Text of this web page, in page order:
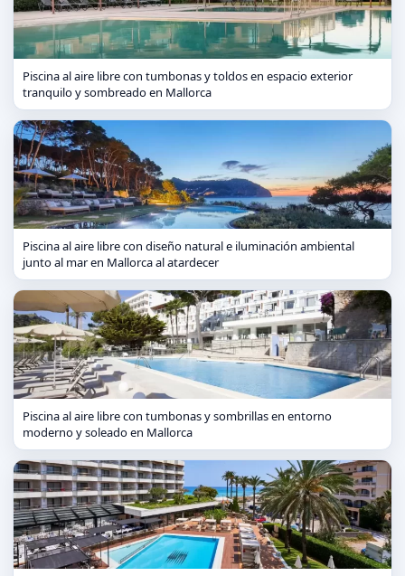
Piscina al aire libre con tumbonas y toldos en espacio exterior
tranquilo y sombreado en Mallorca
Piscina al aire libre con diseño natural e iluminación ambiental
junto al mar en Mallorca al atardecer
Piscina al aire libre con tumbonas y sombrillas en entorno
moderno y soleado en Mallorca